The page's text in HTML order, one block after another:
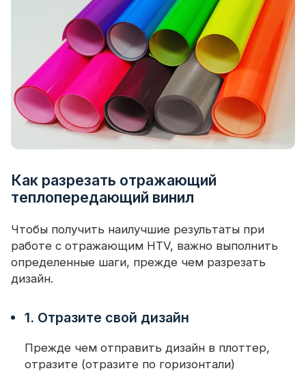
Как разрезать отражающий
теплопередающий винил
Чтобы получить наилучшие результаты при
работе с отражающим HTV, важно выполнить
определенные шаги, прежде чем разрезать
дизайн.
1. Отразите свой дизайн
Прежде чем отправить дизайн в плоттер,
отразите (отразите по горизонтали)